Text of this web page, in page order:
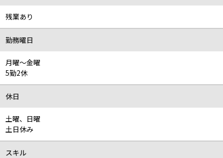
残業あり
勤務曜日
月曜～金曜
5勤2休
休日
土曜、日曜
土日休み
スキル